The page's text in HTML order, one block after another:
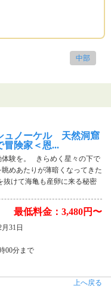
中部
ュノーケル 天然洞窟
冒険家＜恩...
験を。 きらめく星々の下で
めあたりが薄暗くなってきた
抜けて海亀も産卵に来る秘密
最低料金：3,480円〜
31日
00分まで
上へ戻る